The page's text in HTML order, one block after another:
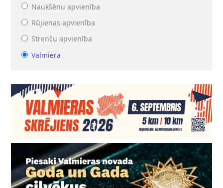
Naukšēnu apvienība
Rūjienas apvienība
Strenču apvienība
Valmiera